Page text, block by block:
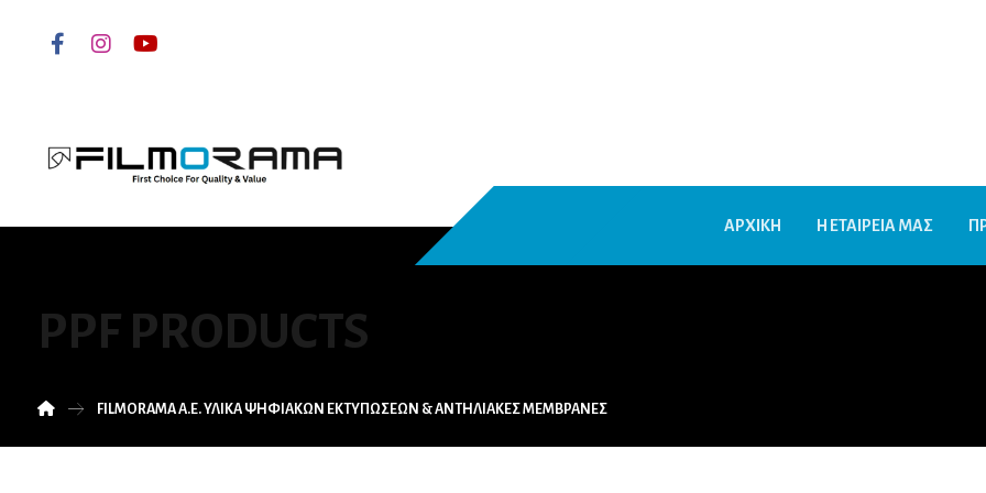
ΑΡΧΙΚΗ Η ΕΤΑΙΡΕΙΑ ΜΑΣ
PPF PRODUCTS
FILMORAMA Α.Ε. ΥΛΙΚΑ ΨΗΦΙΑΚΩΝ ΕΚΤΥΠΩΣΕΩΝ & ΑΝΤΗΛΙΑΚΕΣ ΜΕΜΒΡΑΝΕΣ